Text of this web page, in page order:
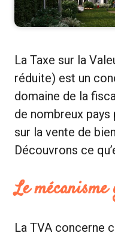
La Taxe sur la
réduite) est un
domaine de la
de nombreux
sur la vente de
Découvrons ce
Le
La TVA concerne